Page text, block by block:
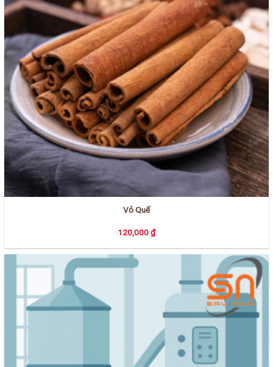
Vỏ Quế
120,000₫